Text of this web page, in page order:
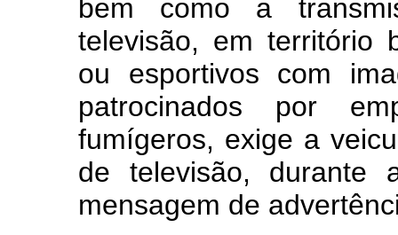
bem como a
televisão, em território
ou esportivos com
patrocinados por
fumígeros, exige a
de televisão, durante
mensagem de